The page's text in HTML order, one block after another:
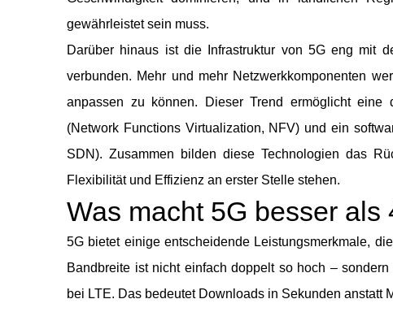
gewährleistet sein muss.
Darüber hinaus ist die Infrastruktur von 5G eng mit
verbunden. Mehr und mehr Netzwerkkomponenten
anpassen zu können. Dieser Trend ermöglicht eine
(Network Functions Virtualization, NFV) und ein
SDN). Zusammen bilden diese Technologien das
Flexibilität und Effizienz an erster Stelle stehen.
Was macht 5G besser als
5G bietet einige entscheidende Leistungsmerkmale,
Bandbreite ist nicht einfach doppelt so hoch –
bei LTE. Das bedeutet Downloads in Sekunden anstatt